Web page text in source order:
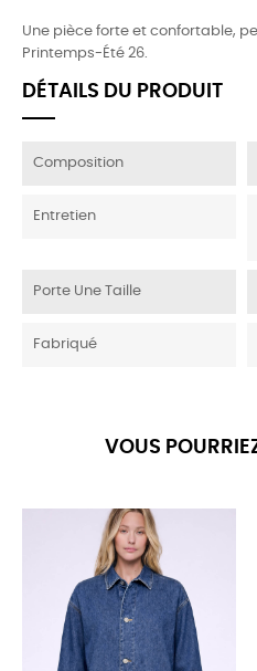
Une pièce forte et confortable,
Printemps-Été 26.
DÉTAILS DU PRODUIT
Composition
Entretien
Porte Une Taille
Fabriqué
VOUS